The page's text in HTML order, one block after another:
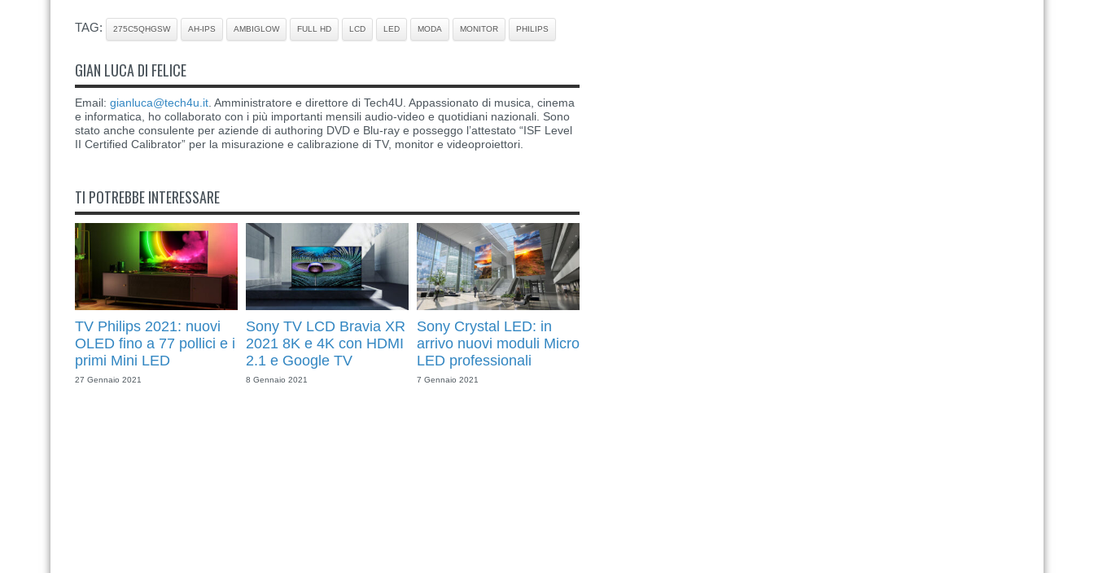
TAG: 275C5QHGSW AH-IPS AMBIGLOW FULL HD LCD LED MODA MONITOR PHILIPS
GIAN LUCA DI FELICE
Email: gianluca@tech4u.it . Amministratore e direttore di Tech4U. Appassionato di musica, cinema
e informatica, ho collaborato con i più importanti mensili audio-video e quotidiani nazionali. Sono
stato anche consulente per aziende di authoring DVD e Blu-ray e posseggo l’attestato “ISF Level
II Certified Calibrator” per la misurazione e calibrazione di TV, monitor e videoproiettori.
TI POTREBBE INTERESSARE
TV Philips 2021: nuovi
OLED fino a 77 pollici e i
primi Mini LED
27 Gennaio 2021
Sony TV LCD Bravia XR
2021 8K e 4K con HDMI
2.1 e Google TV
8 Gennaio 2021
Sony Crystal LED: in
arrivo nuovi moduli Micro
LED professionali
7 Gennaio 2021